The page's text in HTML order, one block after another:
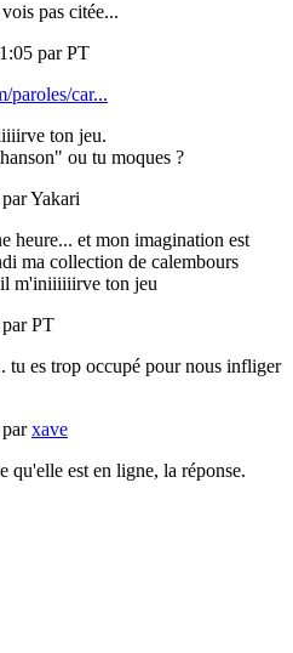
pas citée...
par PT
car...
ton jeu.
ou tu moques ?
Yakari
heure... et mon imagination est
ma collection de calembours
m'iniiiiiirve ton jeu
PT
tu es trop occupé pour nous infliger
xave
qu'elle est en ligne, la réponse.